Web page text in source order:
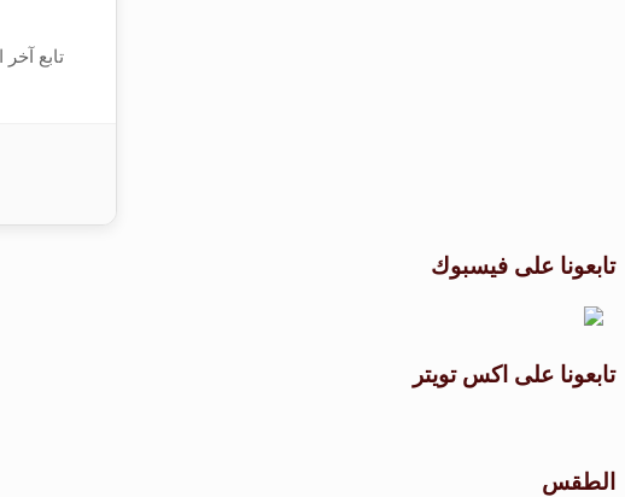
تابع
تابعونا على فيسبوك
تابعونا على اكس تويتر
الطقس